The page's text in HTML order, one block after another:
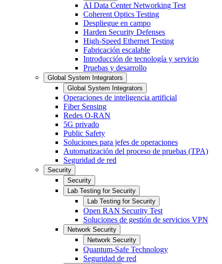
AI Data Center Networking Test
Coherent Optics Testing
Despliegue en campo
Harden Security Defenses
High-Speed Ethernet Testing
Fabricación escalable
Introducción de tecnología y servicio
Pruebas y desarrollo
Global System Integrators
Global System Integrators
Operaciones de inteligencia artificial
Fiber Sensing
Redes O-RAN
5G privado
Public Safety
Soluciones para jefes de operaciones
Automatización del proceso de pruebas (TPA)
Seguridad de red
Security
Security
Lab Testing for Security
Lab Testing for Security
Open RAN Security Test
Soluciones de gestión de servicios VPN
Network Security
Network Security
Quantum-Safe Technology
Seguridad de red